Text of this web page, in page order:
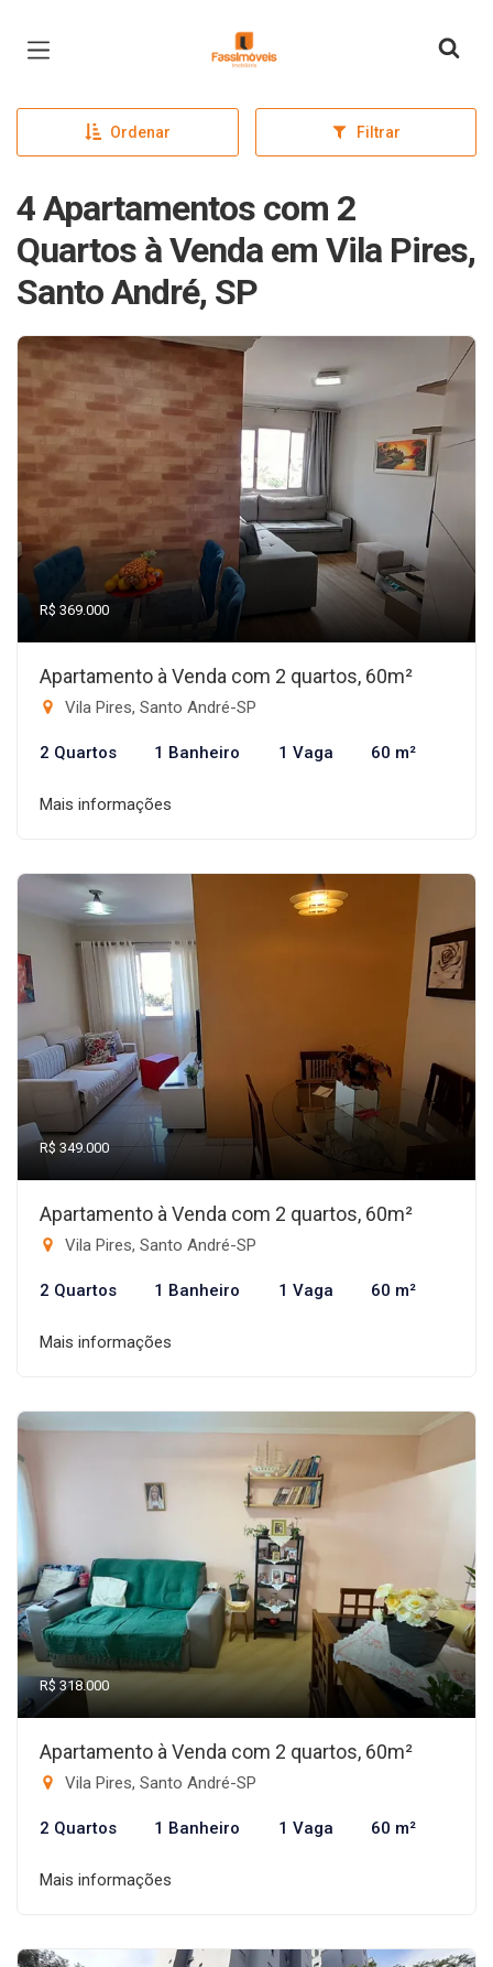
Página inicial
Ordenar Filtrar
4 Apartamentos com 2
Quartos à Venda em Vila Pires,
Santo André, SP
R$ 369.000
Apartamento à Venda com 2 quartos, 60m²
Vila Pires, Santo André-SP
2 Quartos 1 Banheiro 1 Vaga 60 m²
Mais informações
R$ 349.000
Apartamento à Venda com 2 quartos, 60m²
Vila Pires, Santo André-SP
2 Quartos 1 Banheiro 1 Vaga 60 m²
Mais informações
R$ 318.000
Apartamento à Venda com 2 quartos, 60m²
Vila Pires, Santo André-SP
2 Quartos 1 Banheiro 1 Vaga 60 m²
Mais informações